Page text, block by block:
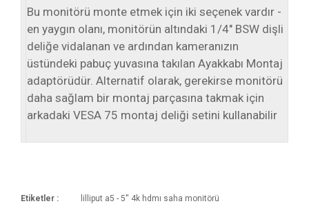
Bu monitörü monte etmek için iki seçenek vardır -
en yaygın olanı, monitörün altındaki 1/4" BSW dişli
deliğe vidalanan ve ardından kameranızın
üstündeki pabuç yuvasına takılan Ayakkabı Montaj
adaptörüdür. Alternatif olarak, gerekirse monitörü
daha sağlam bir montaj parçasına takmak için
arkadaki VESA 75 montaj deliği setini kullanabilir
Etiketler :
lilliput a5 - 5'' 4k hdmı saha monitörü